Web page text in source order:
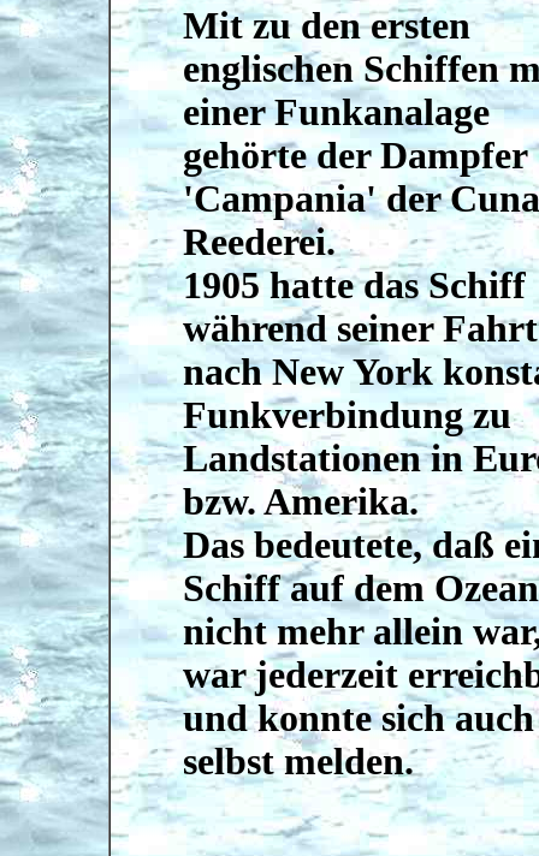
Mit zu den ersten
englischen Schiffen
einer Funkanalage
gehörte der Dampfer
'Campania' der
Reederei.
1905 hatte das Schiff
während seiner Fahrt
nach New York
Funkverbindung zu
Landstationen in
bzw. Amerika.
Das bedeutete, daß
Schiff auf dem Ozean
nicht mehr allein
war jederzeit
und konnte sich auch
selbst melden.